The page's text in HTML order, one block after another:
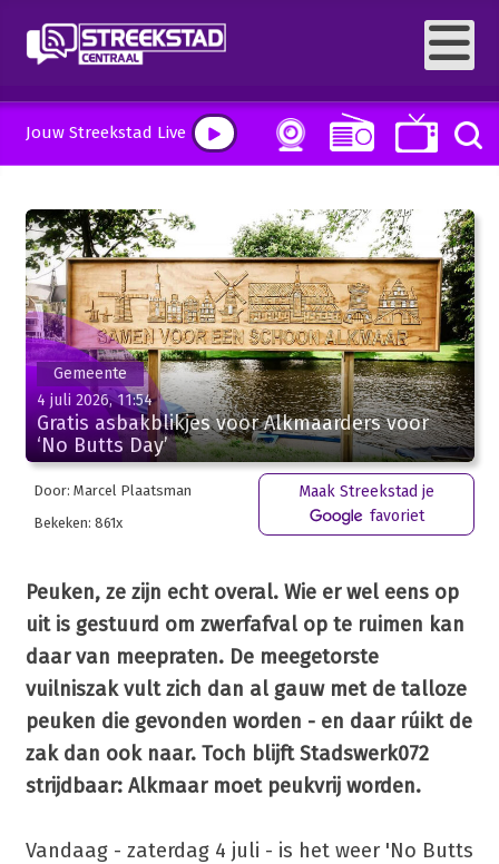
Jouw Streekstad Live
Gemeente
4 juli 2026, 11:54
Gratis asbakblikjes voor Alkmaarders voor
‘No Butts Day’
Door: Marcel Plaatsman
Bekeken: 861x
Maak Streekstad je
favoriet
Peuken, ze zijn echt overal. Wie er wel eens op
uit is gestuurd om zwerfafval op te ruimen kan
daar van meepraten. De meegetorste
vuilniszak vult zich dan al gauw met de talloze
peuken die gevonden worden - en daar rúikt de
zak dan ook naar. Toch blijft Stadswerk072
strijdbaar: Alkmaar moet peukvrij worden.
Vandaag - zaterdag 4 juli - is het weer 'No Butts